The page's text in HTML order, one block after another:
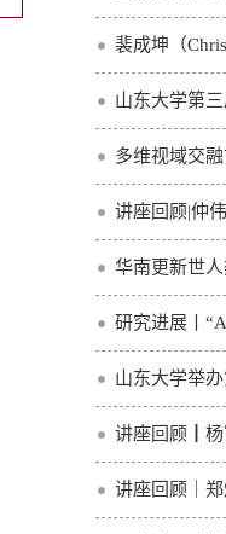
裴成坤（
山东大学第
多维视域交
讲座回顾|仲
华南更新世
研究进展丨
山东大学举
讲座回顾┃杨
讲座回顾｜